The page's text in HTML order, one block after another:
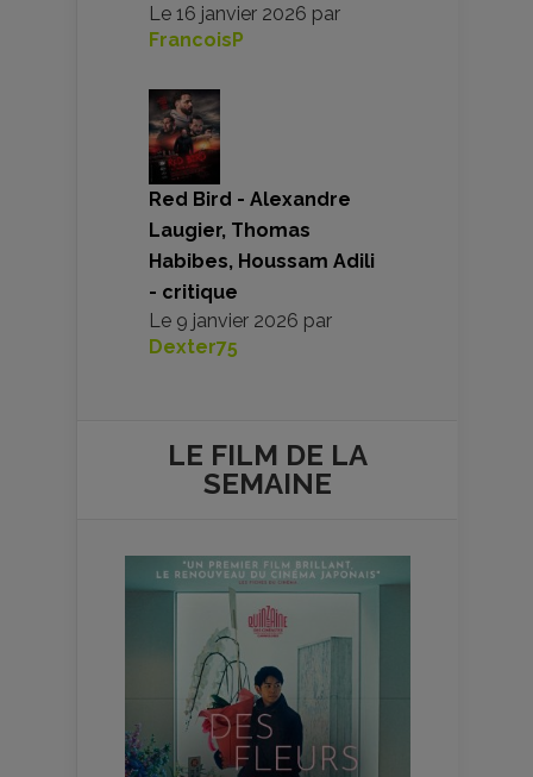
Le 16 janvier 2026 par
FrancoisP
Red Bird - Alexandre
Laugier, Thomas
Habibes, Houssam Adili
- critique
Le 9 janvier 2026 par
Dexter75
LE FILM DE LA
SEMAINE